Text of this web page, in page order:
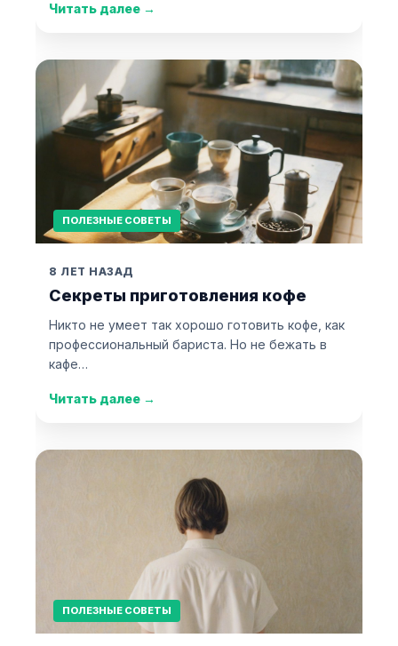
Читать далее →
ПОЛЕЗНЫЕ СОВЕТЫ
8 ЛЕТ НАЗАД
Секреты приготовления кофе
Никто не умеет так хорошо готовить кофе, как
профессиональный бариста. Но не бежать в
кафе…
Читать далее →
ПОЛЕЗНЫЕ СОВЕТЫ